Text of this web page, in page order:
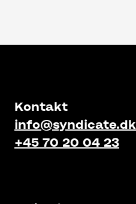
Kontakt
info@syndicate.dk
+45 70 20 04 23